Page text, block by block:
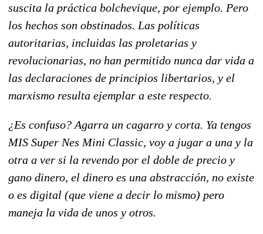
suscita la práctica bolchevique, por ejemplo. Pero
los hechos son obstinados. Las políticas
autoritarias, incluidas las proletarias y
revolucionarias, no han permitido nunca dar vida a
las declaraciones de principios libertarios, y el
marxismo resulta ejemplar a este respecto.
¿Es confuso? Agarra un cagarro y corta. Ya tengos
MIS Super Nes Mini Classic, voy a jugar a una y la
otra a ver si la revendo por el doble de precio y
gano dinero, el dinero es una abstracción, no existe
o es digital (que viene a decir lo mismo) pero
maneja la vida de unos y otros.